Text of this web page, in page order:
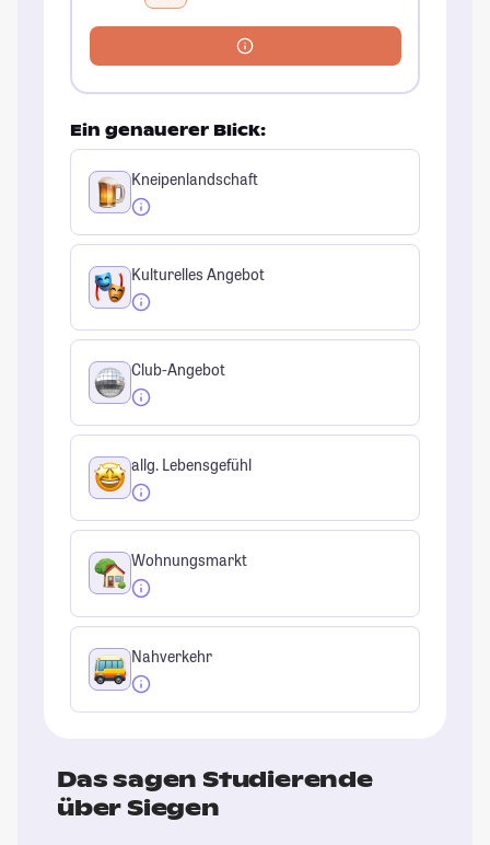
Ein genauerer Blick:
Kneipenlandschaft
Kulturelles Angebot
Club-Angebot
allg. Lebensgefühl
Wohnungsmarkt
Nahverkehr
Das sagen Studierende
über Siegen